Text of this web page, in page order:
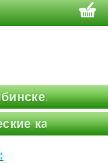
725
камины с